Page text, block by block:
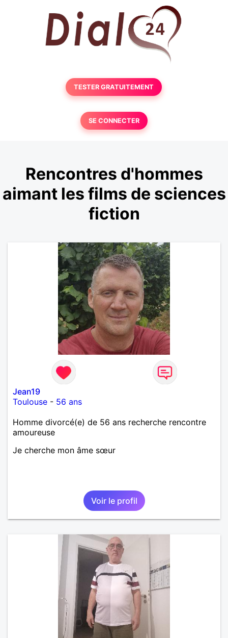
TESTER GRATUITEMENT
SE CONNECTER
Rencontres d'hommes
aimant les films de sciences
fiction
Jean19
Toulouse - 56 ans
Homme divorcé(e) de 56 ans recherche rencontre
amoureuse
Je cherche mon âme sœur
Voir le profil